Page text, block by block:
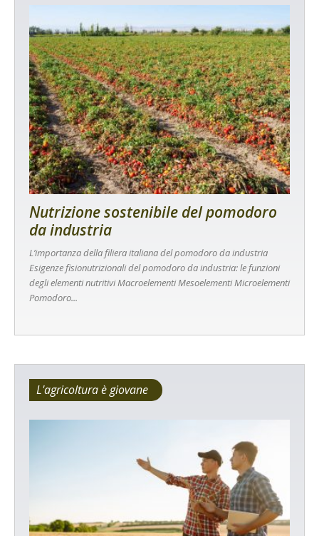
Nutrizione sostenibile del pomodoro
da industria
L’importanza della filiera italiana del pomodoro da industria
Esigenze fisionutrizionali del pomodoro da industria: le funzioni
degli elementi nutritivi Macroelementi Mesoelementi Microelementi
Pomodoro...
L'agricoltura è giovane